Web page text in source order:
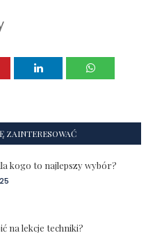
ZAINTERESOWAĆ
kogo to najlepszy wybór?
na lekcje techniki?